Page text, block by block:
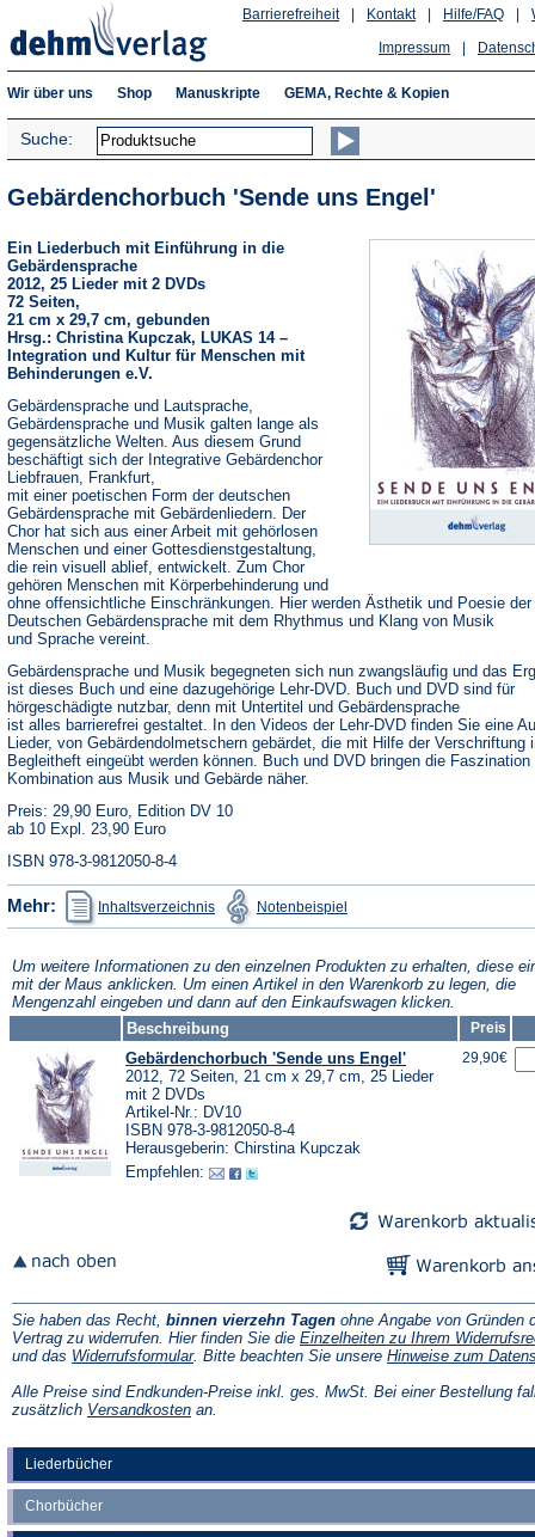
Hilfe/FAQ
Kontakt
Barrierefreiheit
Impressum
Wir über uns Shop Manuskripte GEMA, Rechte & Kopien
Suche:
Liederbücher
Chorbücher
Gebärdenchorbuch 'Sende uns Engel'
Ein Liederbuch mit Einführung in die
Gebärdensprache
2012, 25 Lieder mit 2 DVDs
72 Seiten,
21 cm x 29,7 cm, gebunden
Hrsg.: Christina Kupczak, LUKAS 14 –
Integration und Kultur für Menschen mit
Behinderungen e.V.
Gebärdensprache und Lautsprache,
Gebärdensprache und Musik galten lange als
gegensätzliche Welten. Aus diesem Grund
beschäftigt sich der Integrative Gebärdenchor
Liebfrauen, Frankfurt,
mit einer poetischen Form der deutschen
Gebärdensprache mit Gebärdenliedern. Der
Chor hat sich aus einer Arbeit mit gehörlosen
Menschen und einer Gottesdienstgestaltung,
die rein visuell ablief, entwickelt. Zum Chor
gehören Menschen mit Körperbehinderung und
ohne offensichtliche Einschränkungen. Hier werden Ästhetik und Poesie der
Deutschen Gebärdensprache mit dem Rhythmus und Klang von Musik
und Sprache vereint.
Gebärdensprache und Musik begegneten sich nun zwangsläufig und das
ist dieses Buch und eine dazugehörige Lehr-DVD. Buch und DVD sind für
hörgeschädigte nutzbar, denn mit Untertitel und Gebärdensprache
ist alles barrierefrei gestaltet. In den Videos der Lehr-DVD finden Sie eine
Lieder, von Gebärdendolmetschern gebärdet, die mit Hilfe der Verschriftung
Begleitheft eingeübt werden können. Buch und DVD bringen die Faszination
Kombination aus Musik und Gebärde näher.
Preis: 29,90 Euro, Edition DV 10
ab 10 Expl. 23,90 Euro
ISBN 978-3-9812050-8-4
Mehr: Inhaltsverzeichnis
(Öffnet
in
einem
Tab)
Notenbeispiel in
einem
Tab)
Um weitere Informationen zu den einzelnen Produkten zu erhalten, diese
mit der Maus anklicken. Um einen Artikel in den Warenkorb zu legen, die
Mengenzahl eingeben und dann auf den Einkaufswagen klicken.
Beschreibung
Preis
Gebärdenchorbuch 'Sende uns Engel'
2012, 72 Seiten, 21 cm x 29,7 cm, 25 Lieder
mit 2 DVDs
Artikel-Nr.: DV10
ISBN 978-3-9812050-8-4
Herausgeberin: Chirstina Kupczak
Empfehlen:
29,90€
Sie haben das Recht, binnen vierzehn Tagen ohne Angabe von Gründen
Vertrag zu widerrufen. Hier finden Sie die Einzelheiten zu Ihrem
und das Widerrufsformular(Öffnet
einem
neuen
. Bitte beachten Sie unsere Hinweise zum
Alle Preise sind Endkunden-Preise inkl. ges. MwSt. Bei einer Bestellung
zusätzlich Versandkosten(Öffnet
an.